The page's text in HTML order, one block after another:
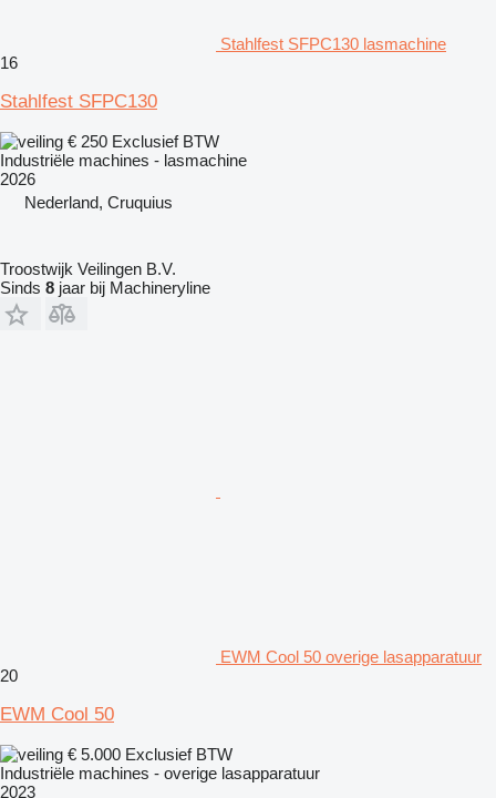
Stahlfest SFPC130 lasmachine
16
Stahlfest SFPC130
€ 250 Exclusief BTW
Industriële machines - lasmachine
2026
Nederland, Cruquius
Troostwijk Veilingen B.V.
Sinds 8 jaar bij Machineryline
EWM Cool 50 overige lasapparatuur
20
EWM Cool 50
€ 5.000 Exclusief BTW
Industriële machines - overige lasapparatuur
2023